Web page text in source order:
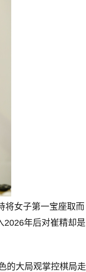
将女子第一宝座取而
2026年后对崔精却是
的大局观掌控棋局走